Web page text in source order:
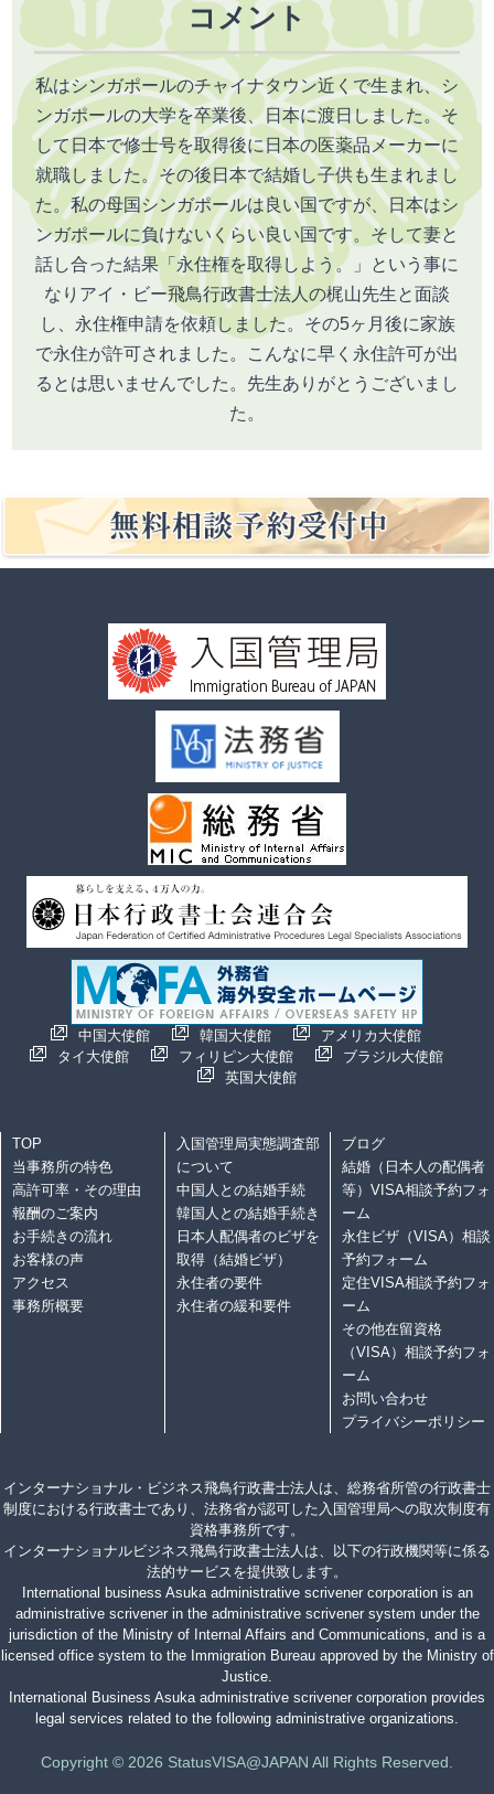
コメント
私はシンガポールのチャイナタウン近くで生まれ、シ
ンガポールの大学を卒業後、日本に渡日しました。そ
して日本で修士号を取得後に日本の医薬品メーカーに
就職しました。その後日本で結婚し子供も生まれまし
た。私の母国シンガポールは良い国ですが、日本はシ
ンガポールに負けないくらい良い国です。そして妻と
話し合った結果「永住権を取得しよう。」という事に
なりアイ・ビー飛鳥行政書士法人の梶山先生と面談
し、永住権申請を依頼しました。その5ヶ月後に家族
で永住が許可されました。こんなに早く永住許可が出
るとは思いませんでした。先生ありがとうございまし
た。
中国大使館 韓国大使館
アメリカ大使館
タイ大使館
フィリピン大使館
ブラジル大使館
英国大使館
TOP
当事務所の特色
高許可率・その理由
報酬のご案内
お手続きの流れ
お客様の声
アクセス
事務所概要
入国管理局実態調査部
について
中国人との結婚手続
韓国人との結婚手続き
日本人配偶者のビザを
取得（結婚ビザ）
永住者の要件
永住者の緩和要件
ブログ
結婚（日本人の配偶者
等）VISA相談予約フォ
ーム
永住ビザ（VISA）相談
予約フォーム
定住VISA相談予約フォ
ーム
その他在留資格
（VISA）相談予約フォ
ーム
お問い合わせ
プライバシーポリシー
インターナショナル・ビジネス飛鳥行政書士法人は、総務省所管の行政書士
制度における行政書士であり、法務省が認可した入国管理局への取次制度有
資格事務所です。
インターナショナルビジネス飛鳥行政書士法人は、以下の行政機関等に係る
法的サービスを提供致します。
International business Asuka administrative scrivener corporation is an
administrative scrivener in the administrative scrivener system under the
jurisdiction of the Ministry of Internal Affairs and Communications, and is a
licensed office system to the Immigration Bureau approved by the Ministry of
Justice.
International Business Asuka administrative scrivener corporation provides
legal services related to the following administrative organizations.
Copyright © 2026 StatusVISA@JAPAN All Rights Reserved.